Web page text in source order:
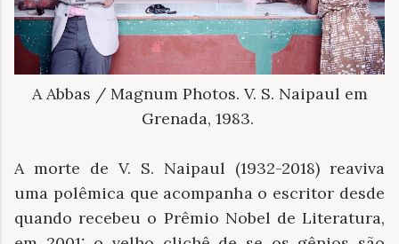
A Abbas / Magnum Photos. V. S. Naipaul em
Grenada, 1983.
A morte de V. S. Naipaul (1932-2018) reaviva
uma polêmica que acompanha o escritor desde
quando recebeu o Prêmio Nobel de Literatura,